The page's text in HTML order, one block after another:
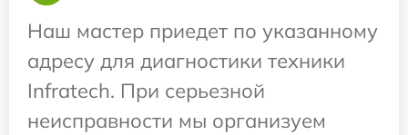
Наш мастер приедет по указанному
адресу для диагностики техники
Infratech. При серьезной
неисправности мы организуем